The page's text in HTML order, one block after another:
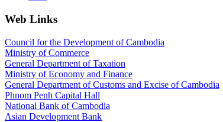
Web Links
Council for the Development of Cambodia
Ministry of Commerce
General Department of Taxation
Ministry of Economy and Finance
General Department of Customs and Excise of Cambodia
Phnom Penh Capital Hall
National Bank of Cambodia
Asian Development Bank